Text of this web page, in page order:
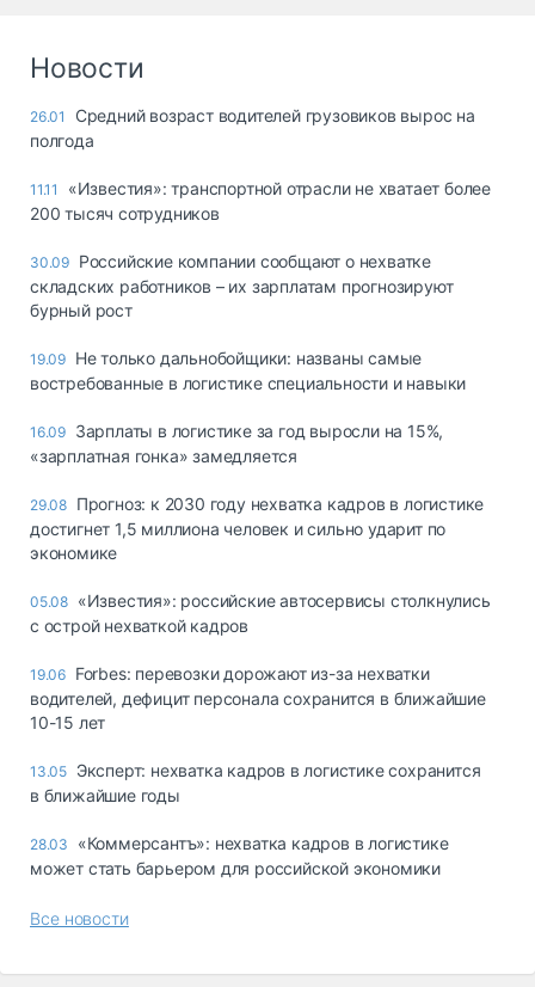
Новости
26.01
Средний возраст водителей грузовиков вырос на
полгода
11.11
«Известия»: транспортной отрасли не хватает более
200 тысяч сотрудников
30.09 Российские компании сообщают о нехватке
складских работников – их зарплатам прогнозируют
бурный рост
19.09 Не только дальнобойщики: названы самые
востребованные в логистике специальности и навыки
16.09 Зарплаты в логистике за год выросли на 15%,
«зарплатная гонка» замедляется
29.08 Прогноз: к 2030 году нехватка кадров в логистике
достигнет 1,5 миллиона человек и сильно ударит по
экономике
05.08 «Известия»: российские автосервисы столкнулись
с острой нехваткой кадров
19.06 Forbes: перевозки дорожают из-за нехватки
водителей, дефицит персонала сохранится в ближайшие
10-15 лет
13.05 Эксперт: нехватка кадров в логистике сохранится
в ближайшие годы
28.03
«Коммерсантъ»: нехватка кадров в логистике
может стать барьером для российской экономики
Все новости